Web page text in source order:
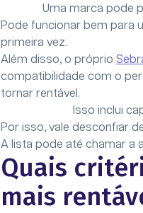
Uma marca pode
Pode funcionar bem para
primeira vez.
Além disso, o próprio
compatibilidade com o
tornar rentável.
Isso inclui
Por isso, vale desconfiar
A lista pode até chamar a
Quais
mais